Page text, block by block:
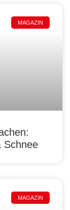
MAGAZIN
Schnee
MAGAZIN